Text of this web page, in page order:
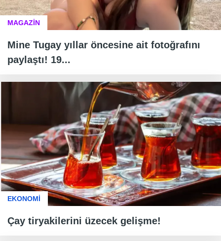
MAGAZİN
Mine Tugay yıllar öncesine ait fotoğrafını
paylaştı! 19...
EKONOMİ
Çay tiryakilerini üzecek gelişme!